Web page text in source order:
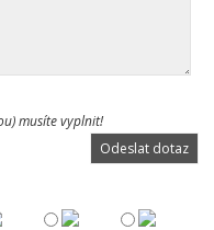
musíte vyplnit!